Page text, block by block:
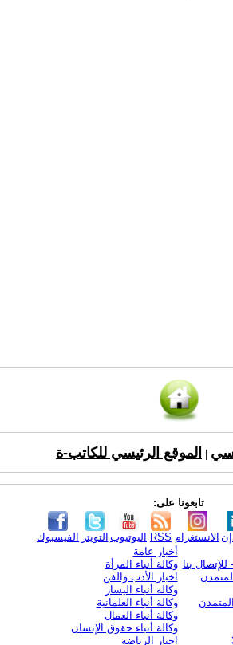
الموقع الرئيسي للكاتب-ة
تابعونا على:
الفيسبوك التويتر اليوتيوب RSS الانستغرام
بنا
أخبار عامة
وكالة أنباء المرأة
اخبار الأدب والفن
وكالة أنباء اليسار
وكالة أنباء العلمانية
وكالة أنباء العمال
وكالة أنباء حقوق الإنسان
اخبار الرياضة